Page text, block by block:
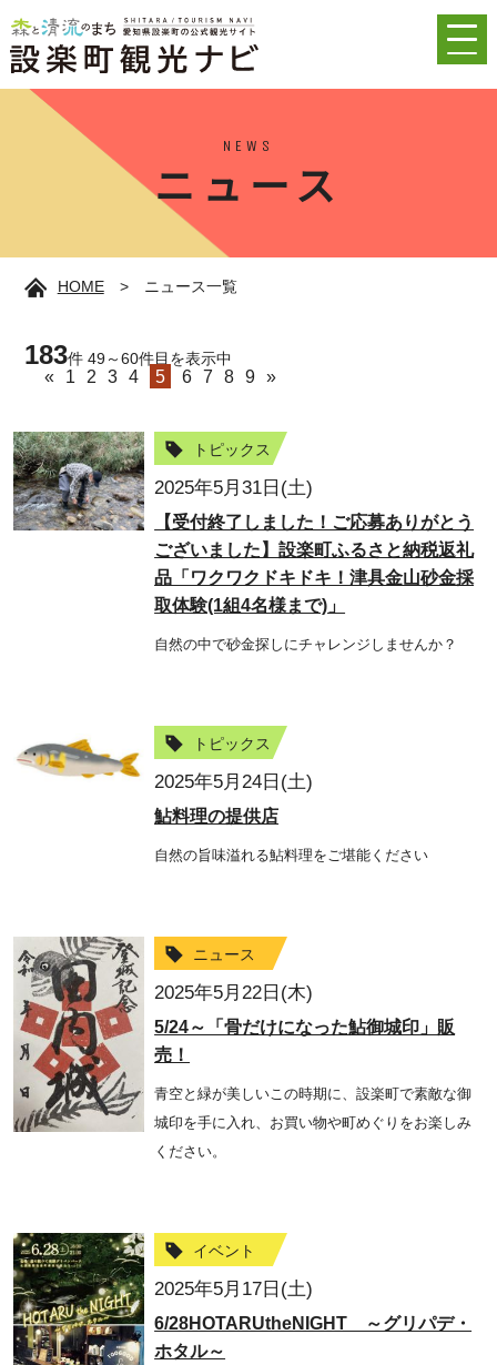
NEWS
ニュース
HOME> ニュース一覧
183件 49～60件目を表示中
« 1 2 3 4 5 6 7 8 9 »
トピックス
2025年5月31日(土)
【受付終了しました！ご応募ありがとう
ございました】設楽町ふるさと納税返礼
品「ワクワクドキドキ！津具金山砂金採
取体験(1組4名様まで)」
自然の中で砂金探しにチャレンジしませんか？
トピックス
2025年5月24日(土)
鮎料理の提供店
自然の旨味溢れる鮎料理をご堪能ください
ニュース
2025年5月22日(木)
5/24～「骨だけになった鮎御城印」販
売！
青空と緑が美しいこの時期に、設楽町で素敵な御
城印を手に入れ、お買い物や町めぐりをお楽しみ
ください。
イベント
2025年5月17日(土)
6/28HOTARUtheNIGHT ～グリパデ・
ホタル～